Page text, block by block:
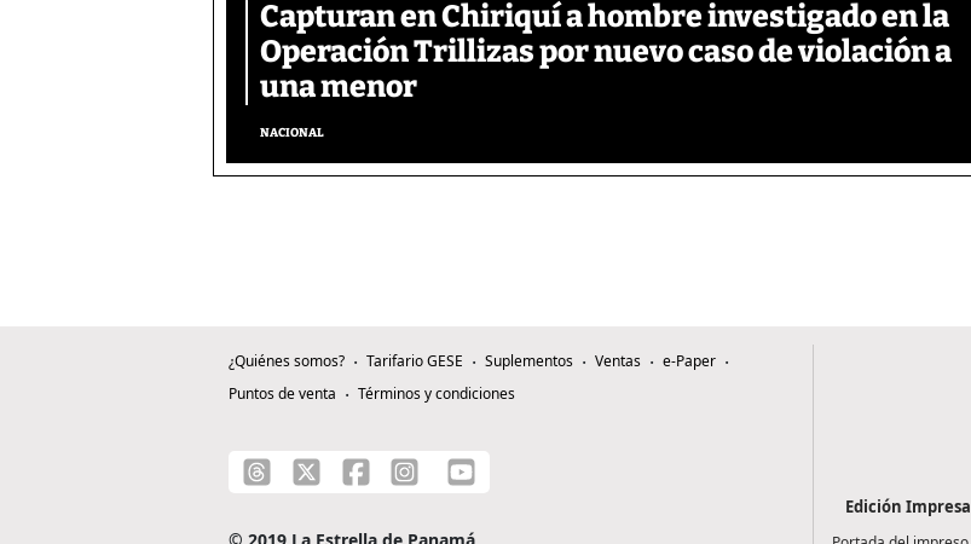
Capturan en Chiriquí a hombre investigado en la
Operación Trillizas por nuevo caso de violación a
una menor
NACIONAL
¿Quiénes somos? Tarifario GESE Suplementos Ventas
e-Paper
Puntos de venta
Términos y condiciones
Edición Impresa